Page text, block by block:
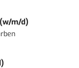
m/d)